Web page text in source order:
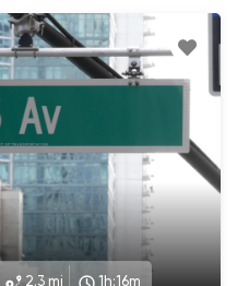
Sandwiches 店外。如果需
三明治，然后我们就出发
开始旅程。
2.3 mi 1h:16m